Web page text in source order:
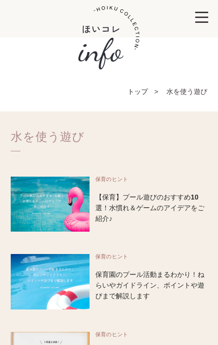
トップ 水を使う遊び
水を使う遊び
保育のヒント
【保育】プール遊びのおすすめ10
選！水慣れ＆ゲームのアイデアをご
紹介♪
保育のヒント
保育園のプール活動まるわかり！ね
らいやガイドライン、ポイントや遊
びまで解説します
保育のヒント